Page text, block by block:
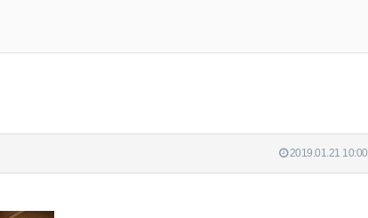
2019.01.21 10:00